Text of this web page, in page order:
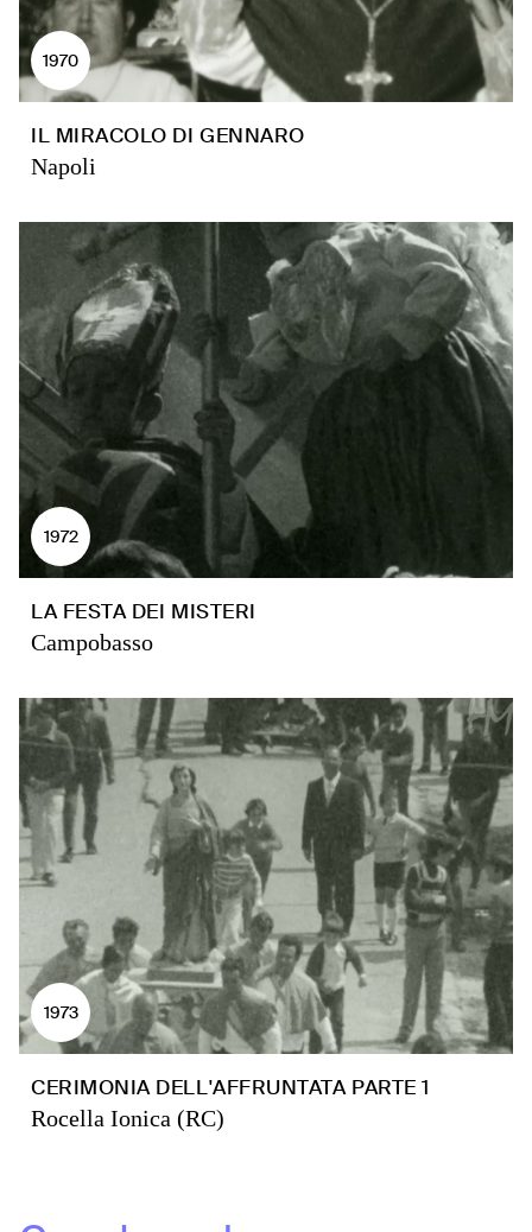
1970
IL MIRACOLO DI GENNARO
Napoli
1972
LA FESTA DEI MISTERI
Campobasso
1973
CERIMONIA DELL'AFFRUNTATA PARTE 1
Rocella Ionica (RC)